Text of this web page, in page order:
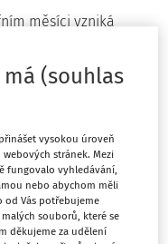
měsíci vzniká
či více) převyšuje
či více) činí
(souhlas
vysokou úroveň
stránek. Mezi
fungovalo vyhledávání,
nebo abychom měli
od Vás potřebujeme
souborů, které se
děkujeme za udělení